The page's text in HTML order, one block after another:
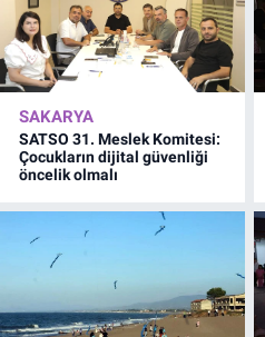
SAKARYA
SATSO 31. Meslek Komitesi:
Çocukların dijital güvenliği
öncelik olmalı